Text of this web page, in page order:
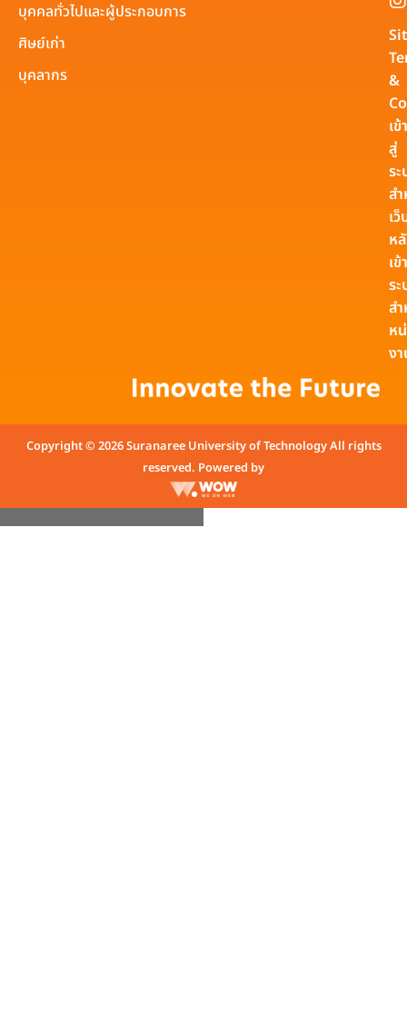
บุคคลทั่วไปและผู้ประกอบการ
ศิษย์เก่า
บุคลากร
&
เข้า
สู่
ร
ส
เ
ห
เข้
ร
ส
ห
ง
Copyright © 2026 Suranaree University of Technology All rights
reserved. Powered by